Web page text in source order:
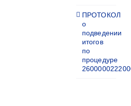
ПРОТОКОЛ
о
подведении
итогов
по
процедуре